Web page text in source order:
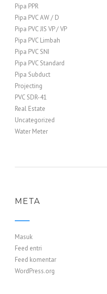
Pipa PPR
Pipa PVC AW / D
Pipa PVC JIS VP / VP
Pipa PVC Limbah
Pipa PVC SNI
Pipa PVC Standard
Pipa Subduct
Projecting
PVC SDR-41
Real Estate
Uncategorized
Water Meter
META
Masuk
Feed entri
Feed komentar
WordPress.org